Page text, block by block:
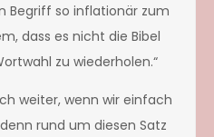
Begriff so inflationär zum
dass es nicht die Bibel
zu wiederholen.“
weiter, wenn wir einfach
rund um diesen Satz